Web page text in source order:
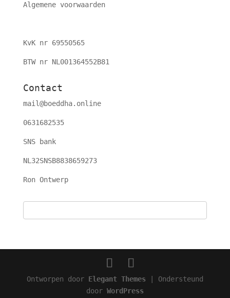
Algemene voorwaarden
KvK nr 69550565
BTW nr NL001364552B81
Contact
mail@boeddha.online
0631682535
SNS bank
NL32SNSB8838659273
Ron Ontwerp
Ontworpen door Elegant Themes | Ondersteund
door WordPress